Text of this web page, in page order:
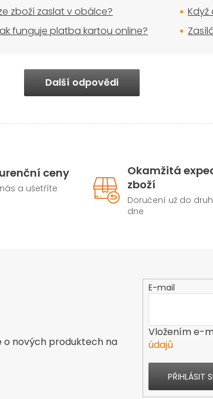
zboží zaslat v obálce?
funguje platba kartou online?
Další odpovědi
ceny
a ušetříte
Okamžitá
zboží
Doručení už do
dne
o nových produktech na
E-mail
Vložením e-
údajů
PŘIHLÁSIT